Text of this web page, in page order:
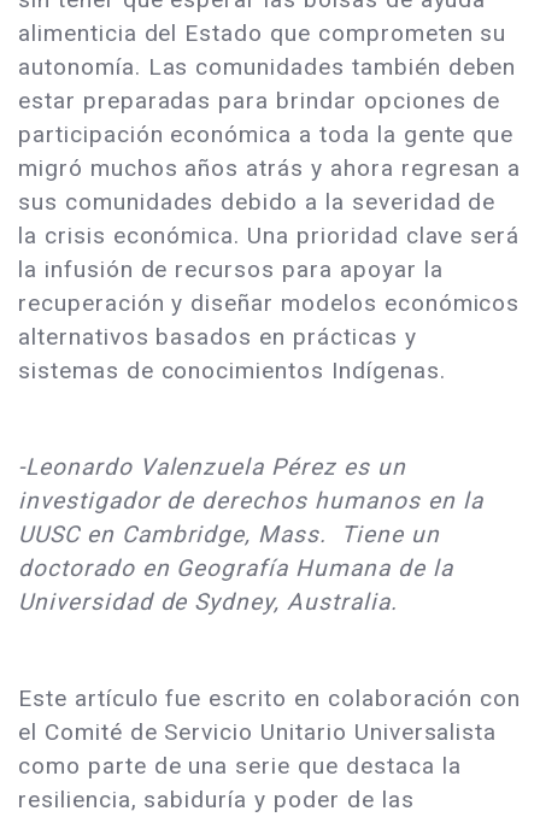
alimenticia del Estado que comprometen su
autonomía. Las comunidades también deben
estar preparadas para brindar opciones de
participación económica a toda la gente que
migró muchos años atrás y ahora regresan a
sus comunidades debido a la severidad de
la crisis económica. Una prioridad clave será
la infusión de recursos para apoyar la
recuperación y diseñar modelos económicos
alternativos basados en prácticas y
sistemas de conocimientos Indígenas.
-Leonardo Valenzuela Pérez es un
investigador de derechos humanos en la
UUSC en Cambridge, Mass. Tiene un
doctorado en Geografía Humana de la
Universidad de Sydney, Australia.
Este artículo fue escrito en colaboración con
el Comité de Servicio Unitario Universalista
como parte de una serie que destaca la
resiliencia, sabiduría y poder de las